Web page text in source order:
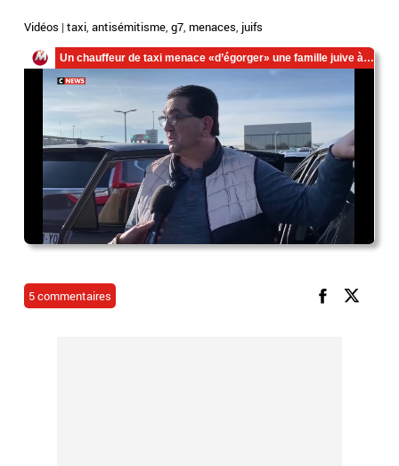
Vidéos |taxi,antisémitisme,g7,menaces, juifs
5 commentaires